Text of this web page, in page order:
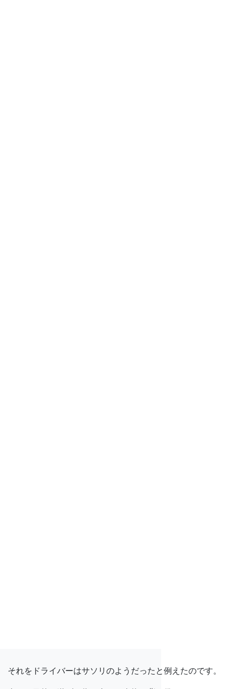
それをドライバーはサソリのようだったと例えたのです。